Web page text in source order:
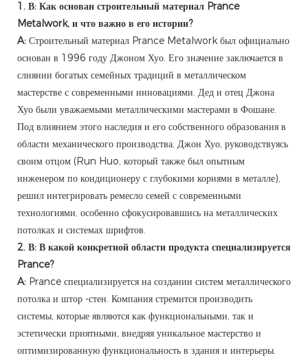
1. В: Как основан строительный материал Prance
Metalwork, и что важно в его истории?
A: Строительный материал Prance Metalwork был официально
основан в 1996 году Джоном Хуо. Его значение заключается в
слиянии богатых семейных традиций в металлическом
мастерстве с современными инновациями. Дед и отец Джона
Хуо были уважаемыми металлическими мастерами в Фошане.
Под влиянием этого наследия и его собственного образования в
области механического производства, Джон Хуо, руководствуясь
своим отцом (Run Huo, который также был опытным
инженером по кондиционеру с глубокими корнями в металле),
решил интегрировать ремесло семей с современными
технологиями, особенно сфокусировавшись на металлических
потолках и системах шрифтов.
2. В: В какой конкретной области продукта специализируется
Prance?
A: Prance специализируется на создании систем металлического
потолка и штор -стен. Компания стремится производить
системы, которые являются как функциональными, так и
эстетически приятными, внедряя уникальное мастерство и
оптимизированную функциональность в здания и интерьеры.